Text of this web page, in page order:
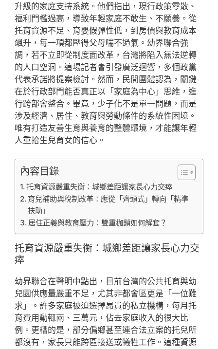
升級的家庭支持系統。他們指出，現行政策零散、
福利門檻過高，導致年輕家庭不敢生、不願養。從
托育資源不足、育嬰假彈性低，到房價與教育成本
飆升，每一項都壓得父母喘不過氣。幼界聯合強
調，若不立即從制度面改革，台灣將陷入無法逆轉
的人口空洞。這場記者會引發廣泛迴響，多個政黨
代表承諾將提案檢討。然而，民間團體認為，關鍵
在於行政部門能否真正以「家庭為中心」思維，進
行跨部會整合。畢竟，少子化不是單一問題，而是
涉及經濟、居住、教育與勞動條件的系統性困境。
唯有打造友善生育與養育的整體環境，才能讓年輕
人重拾生兒育女的信心。
內容目錄
托育資源嚴重失衡：城鄉差距讓家長心力交瘁
育兒補助與稅制改革：應從「齊頭式」轉向「精準
扶助」
居住正義與教育壓力：雙重枷鎖如何解套？
托育資源嚴重失衡：城鄉差距讓家長心力交
瘁
幼界聯合在聲明中點出，目前台灣的公共托育與幼
兒園供應量嚴重不足，尤其非都會區更是「一位難
求」。許多家庭被迫選擇昂貴的私立機構，每月托
育費用動輒兩、三萬元，佔去家庭收入的很大比
例。更糟的是，部分偏鄉甚至連合法立案的托兒所
都沒有，家長只能跨區接送或犧牲工作。這種資源